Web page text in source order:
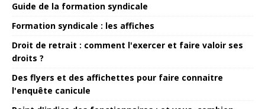
Guide de la formation syndicale
Formation syndicale : les affiches
Droit de retrait : comment l'exercer et faire valoir ses
droits ?
Des flyers et des affichettes pour faire connaitre
l'enquête canicule